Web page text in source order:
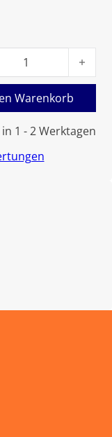
1 - 2 Werktagen
Wartungsset
Warenkorb